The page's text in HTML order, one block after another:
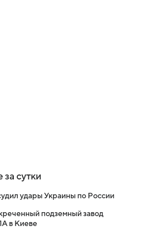
сутки
удары Украины по России
подземный завод
в Киеве